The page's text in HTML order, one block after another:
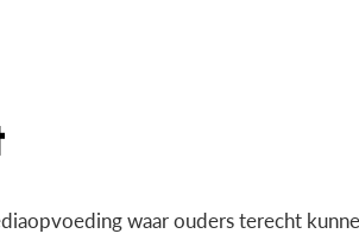
waar ouders terecht